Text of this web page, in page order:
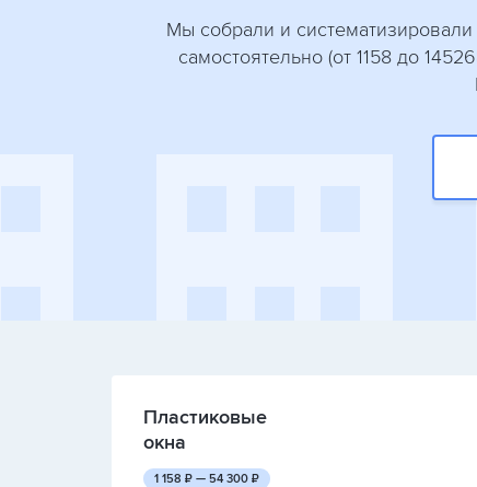
Мы собрали и
самостоятельно (от 1158 до
Пластиковые
окна
1 158 руб.
₽ — 54 300 руб.
₽